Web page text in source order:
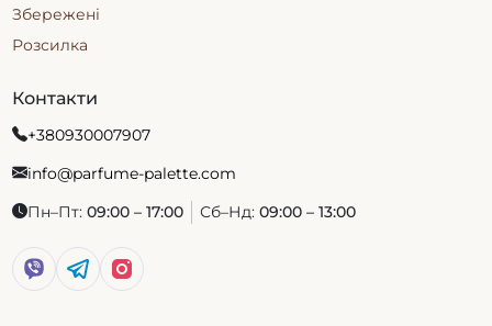
Збережені
Розсилка
Контакти
+380930007907
info@parfume-palette.com
Пн–Пт: 09:00 – 17:00 Сб–Нд: 09:00 – 13:00